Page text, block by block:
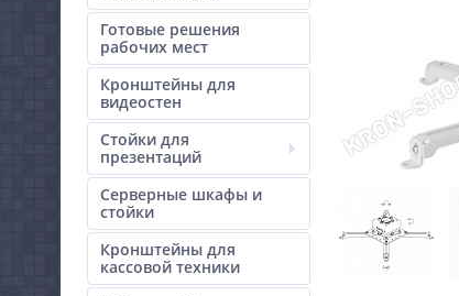
Готовые решения
рабочих мест
Кронштейны для
видеостен
Стойки для
презентаций
Серверные шкафы и
стойки
Кронштейны для
кассовой техники